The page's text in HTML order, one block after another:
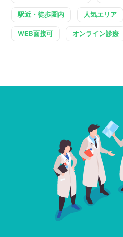
駅近・徒歩圏内 人気エリア
WEB面接可 オンライン診療